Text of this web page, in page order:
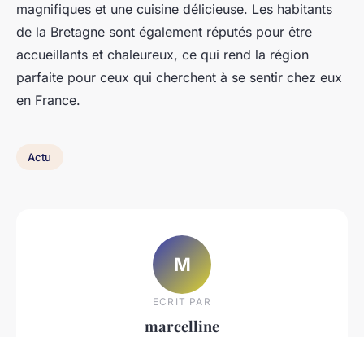
magnifiques et une cuisine délicieuse. Les habitants
de la Bretagne sont également réputés pour être
accueillants et chaleureux, ce qui rend la région
parfaite pour ceux qui cherchent à se sentir chez eux
en France.
Actu
M
ECRIT PAR
marcelline